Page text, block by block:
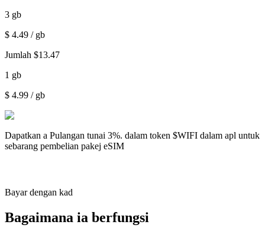
3 gb
$ 4.49 / gb
Jumlah $13.47
1 gb
$ 4.99 / gb
Dapatkan a Pulangan tunai 3%. dalam token $WIFI dalam apl untuk
sebarang pembelian pakej eSIM
Bayar dengan kad
Bagaimana ia berfungsi